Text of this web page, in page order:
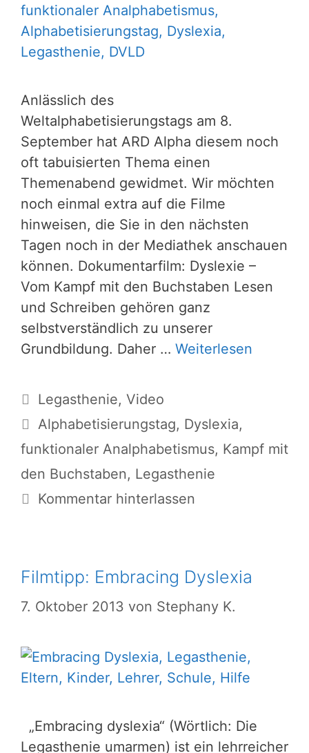
Anlässlich des
Weltalphabetisierungstags am 8.
September hat ARD Alpha diesem noch
oft tabuisierten Thema einen
Themenabend gewidmet. Wir möchten
noch einmal extra auf die Filme
hinweisen, die Sie in den nächsten
Tagen noch in der Mediathek anschauen
können. Dokumentarfilm: Dyslexie –
Vom Kampf mit den Buchstaben Lesen
und Schreiben gehören ganz
selbstverständlich zu unserer
Grundbildung. Daher … Weiterlesen
Kategorien
Legasthenie, Video
Schlagwörter
Alphabetisierungstag, Dyslexia,
funktionaler Analphabetismus, Kampf mit
den Buchstaben, Legasthenie
Kommentar hinterlassen
Filmtipp: Embracing Dyslexia
7. Oktober 2013 von Stephany K.
„Embracing dyslexia“ (Wörtlich: Die
Legasthenie umarmen) ist ein lehrreicher